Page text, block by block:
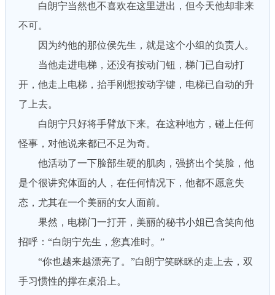
白朗宁当然也不喜欢在这里进出，但今天他却非来
不可。
因为约他的那位侯先生，就是这个小组的负责人。
当他走进电梯，还没有按动门钮，梯门已自动打
开，他走上电梯，抬手刚想按动字键，电梯已自动的升
了上去。
白朗宁只好将手臂放下来。在这种地方，碰上任何
怪事，对他说来都已不足为奇。
他活动了一下脸部生硬的肌肉，强挤出个笑脸，他
是个很讲究体面的人，在任何情况下，他都不愿意失
态，尤其在一个美丽的女人面前。
果然，电梯门一打开，美丽的秘书小姐已含笑向他
招呼：“白朗宁先生，您真准时。”
“你也越来越漂亮了。”白朗宁笑眯眯的走上去，双
手习惯性的撑在桌沿上。